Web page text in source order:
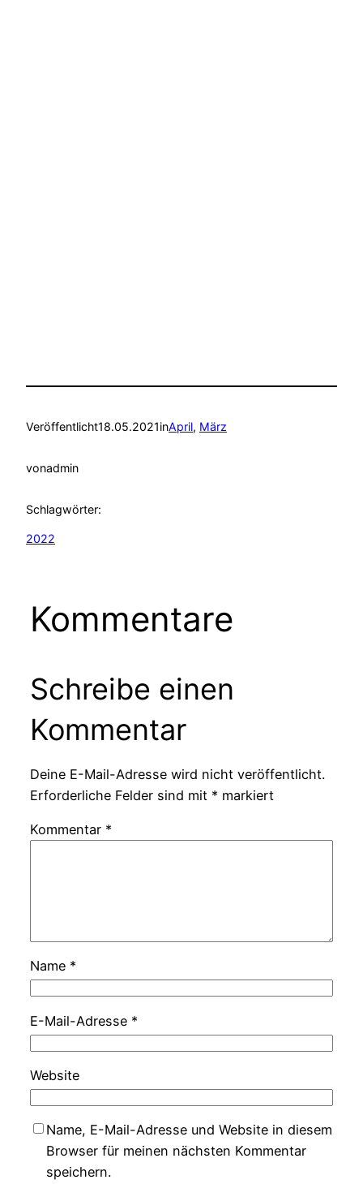
Veröffentlicht18.05.2021inApril, März
vonadmin
Schlagwörter:
2022
Kommentare
Schreibe einen
Kommentar
Deine E-Mail-Adresse wird nicht veröffentlicht.
Erforderliche Felder sind mit * markiert
Kommentar *
Name *
E-Mail-Adresse *
Website
Name, E-Mail-Adresse und Website in diesem
Browser für meinen nächsten Kommentar
speichern.